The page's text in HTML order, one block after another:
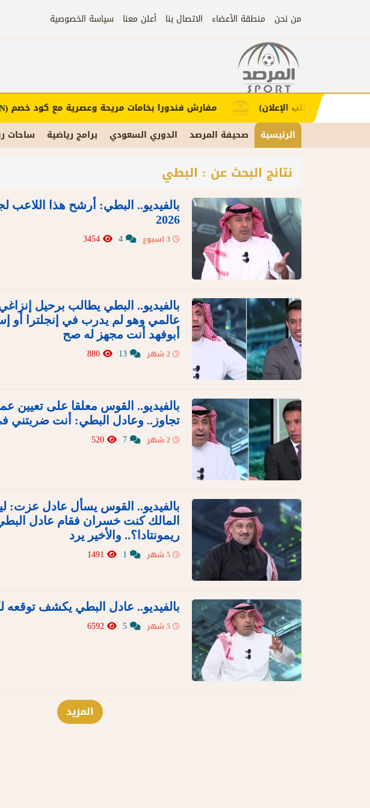
من نحن منطقة الأعضاء الاتصال بنا أعلن معنا سياسة الخصوصية
الرئيسية صحيفة المرصد الدوري السعودي برامج رياضية ساحات
مفارش فندورا بخامات مريحة وعصرية مع كود خصم (اضغط لطلب الإعلان)
نتائج البحث عن : البطي
بالفيديو.. البطي: أرشح هذا اللاعب
2026
بالفيديو.. البطي يطالب برحيل
عالمي وهو لم يدرب في إنجلترا أو
أبوفهد أنت مجهز له صح
بالفيديو.. القوس معلقا على تعيين
تجاوز.. وعادل البطي: أنت ضربتني
بالفيديو.. القوس يسأل عادل عزت:
المالك كنت خسران فقام عادل
ريمونتادا؟.. والأخير يرد
بالفيديو.. عادل البطي يكشف توقعه
المزيد